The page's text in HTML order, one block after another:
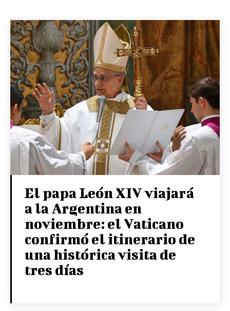
El papa León XIV viajará
a la Argentina en
noviembre: el Vaticano
confirmó el itinerario de
una histórica visita de
tres días